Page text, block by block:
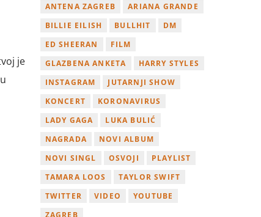
je
ANTENA ZAGREB
ARIANA GRANDE
BILLIE EILISH
BULLHIT
DM
ED SHEERAN
FILM
GLAZBENA ANKETA
HARRY STYLES
INSTAGRAM
JUTARNJI SHOW
KONCERT
KORONAVIRUS
LADY GAGA
LUKA BULIĆ
NAGRADA
NOVI ALBUM
NOVI SINGL
OSVOJI
PLAYLIST
TAMARA LOOS
TAYLOR SWIFT
TWITTER
VIDEO
YOUTUBE
ZAGREB